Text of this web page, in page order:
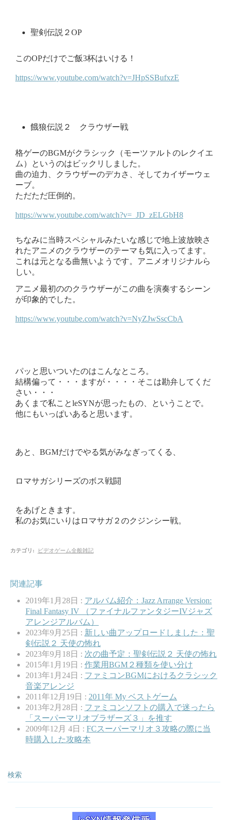
聖剣伝説２OP
このOPだけでご飯3杯はいける！
https://www.youtube.com/watch?v=JHpSSBufxzE
餓狼伝説２ クラウザー戦
格ゲーのBGMがクラシック（モーツァルトのレクイエ
ム）というのはビックリしました。
曲の迫力、クラウザーのデカさ、そしてカイザーウェ
ーブ。
ただただ圧倒的。
https://www.youtube.com/watch?v=_JD_zELGbH8
ちなみに当時スペシャルみたいな感じで地上波放映さ
れたアニメのクラウザーのテーマも気に入ってます。
これは元となる曲無いようです。アニメオリジナルら
しい。
アニメ最初ののクラウザーがこの曲を演奏するシーン
が印象的でした。
https://www.youtube.com/watch?v=NyZJwSscCbA
パッと思いついたのはこんなところ。
結構偏って・・・ますが・・・・そこは勘弁してくだ
さい・・・
あくまで私ことleSYNが思ったもの、ということで。
他にもいっぱいあると思います。
あと、BGMだけでやる気がみなぎってくる、
ロマサガシリーズのボス戦闘
をあげときます。
私のお気にいりはロマサガ２のクジンシー戦。
カテゴリ : ビデオゲーム全般雑記
関連記事
2019年1月28日 : アルバム紹介：Jazz Arrange Version:
Final Fantasy IV （ファイナルファンタジーIVジャズ
アレンジアルバム）
2023年9月25日 : 新しい曲アップロードしました：聖
剣伝説２ 天使の怖れ
2023年9月18日 : 次の曲予定：聖剣伝説２ 天使の怖れ
2015年1月19日 : 作業用BGM２種類を使い分け
2013年1月24日 : ファミコンBGMにおけるクラシック
音楽アレンジ
2011年12月19日 : 2011年 My ベストゲーム
2013年2月28日 : ファミコンソフトの購入で迷ったら
「スーパーマリオブラザーズ３」を推す
2009年12月 4日 : FCスーパーマリオ３攻略の際に当
時購入した攻略本
検索